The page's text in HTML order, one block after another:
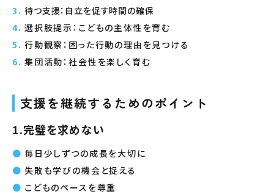
待つ支援：自立を促す時間の確保
選択肢提示：こどもの主体性を育む
行動観察：困った行動の理由を見つける
集団活動：社会性を楽しく育む
支援を継続するためのポイント
1.完璧を求めない
毎日少しずつの成長を大切に
失敗も学びの機会と捉える
こどものペースを尊重